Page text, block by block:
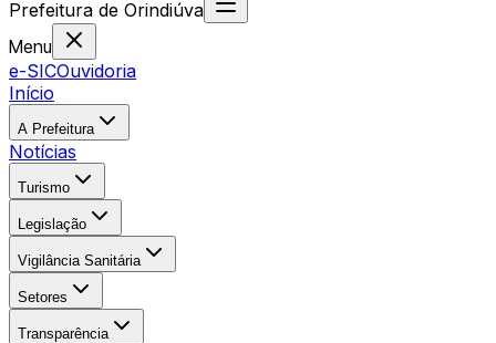
Prefeitura de Orindiúva
Menu
e-SICOuvidoria
Início
A Prefeitura
Notícias
Turismo
Legislação
Vigilância Sanitária
Setores
Transparência